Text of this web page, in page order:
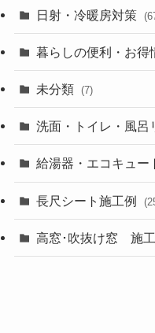
日射・冷暖房対策
暮らしの便利・お得
未分類 (7)
洗面・トイレ・風呂
給湯器・エコキュー
長尺シート施工例
高窓･吹抜け窓 施